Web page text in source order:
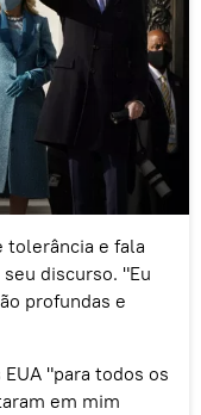
tolerância e fala
discurso. "Eu
profundas e
"para todos os
em mim